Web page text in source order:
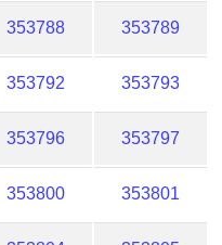
353788 353789
353792 353793
353796 353797
353800 353801